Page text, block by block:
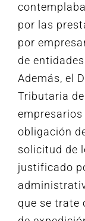
por las
por
de
Además, el
Tributaria
obligación
solicitud de
justificado
que se trate